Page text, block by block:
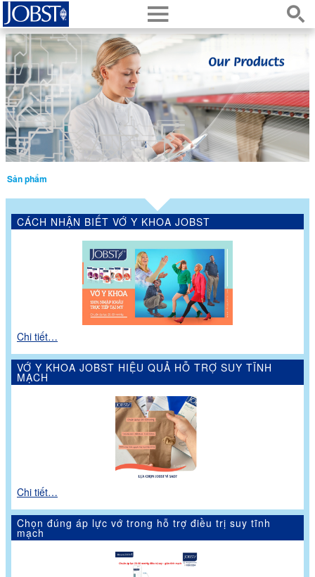
s
h
Sản phẩm
CÁCH NHẬN BIẾT VỚ Y KHOA JOBST
Chi tiết…
VỚ Y KHOA JOBST HIỆU QUẢ HỖ TRỢ SUY TĨNH
MẠCH
Chi tiết…
Chọn đúng áp lực vớ trong hỗ trợ điều trị suy tĩnh
mạch